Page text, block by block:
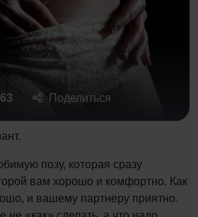
Поделиться
позу, которая сразу
вам хорошо и комфортно. Как
и вашему партнеру приятно.